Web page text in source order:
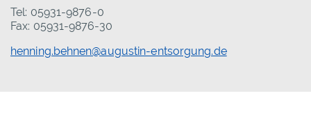
Tel: 05931-9876-0
Fax: 05931-9876-30
henning.behnen@augustin-entsorgung.de